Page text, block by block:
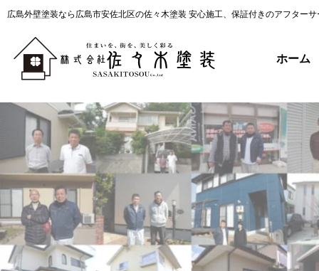
広島外壁塗装なら広島市安佐北区の佐々木塗装 安心施工、保証付きのアフター
ホーム